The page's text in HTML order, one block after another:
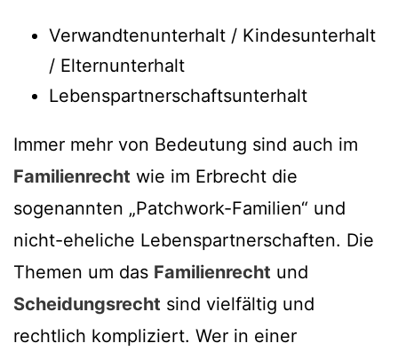
Verwandtenunterhalt / Kindesunterhalt
/ Elternunterhalt
Lebenspartnerschaftsunterhalt
Immer mehr von Bedeutung sind auch im
Familienrecht wie im Erbrecht die
sogenannten „Patchwork-Familien“ und
nicht-eheliche Lebenspartnerschaften. Die
Themen um das Familienrecht und
Scheidungsrecht sind vielfältig und
rechtlich kompliziert. Wer in einer